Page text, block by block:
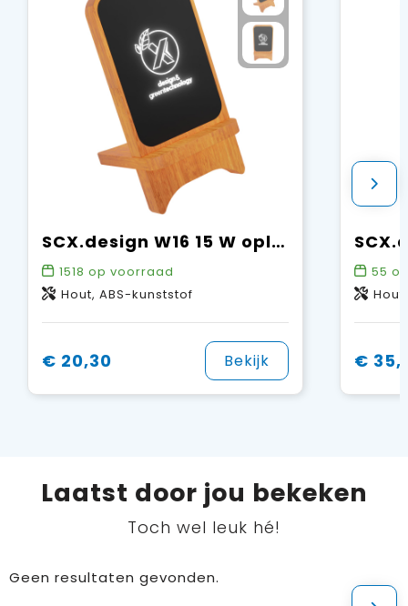
SCX.design W16 15 W oplichtende draadloze houten standaard
1518 op voorraad
Hout, ABS-kunststof
€ 20,30 Bekijk
55
Hout
€
Laatst door jou bekeken
Toch wel leuk hé!
Geen resultaten gevonden.